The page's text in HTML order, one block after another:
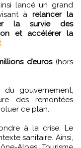
àrelancer la
la survie des
et accélérer la
.
d’euros(hors
du gouvernement,
des remontées
ce plan.
à la crise. Le
sanitaire. Ainsi,